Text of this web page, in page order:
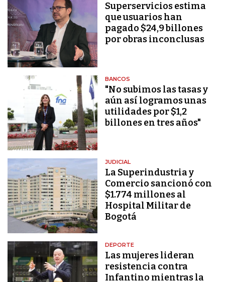
Superservicios estima
que usuarios han
pagado $24,9 billones
por obras inconclusas
BANCOS
"No subimos las tasas y
aún así logramos unas
utilidades por $1,2
billones en tres años"
JUDICIAL
La Superindustria y
Comercio sancionó con
$1.774 millones al
Hospital Militar de
Bogotá
DEPORTE
Las mujeres lideran
resistencia contra
Infantino mientras la